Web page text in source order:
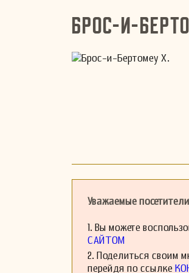
Брос-и-
Уважаемые
1. Вы можете
САЙТОМ
2. Поделиться своим
перейдя по ссылке